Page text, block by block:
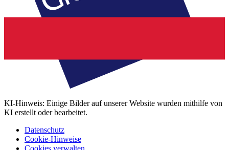
KI-Hinweis: Einige Bilder auf unserer Website wurden mithilfe von
KI erstellt oder bearbeitet.
Datenschutz
Cookie-Hinweise
Cookies verwalten